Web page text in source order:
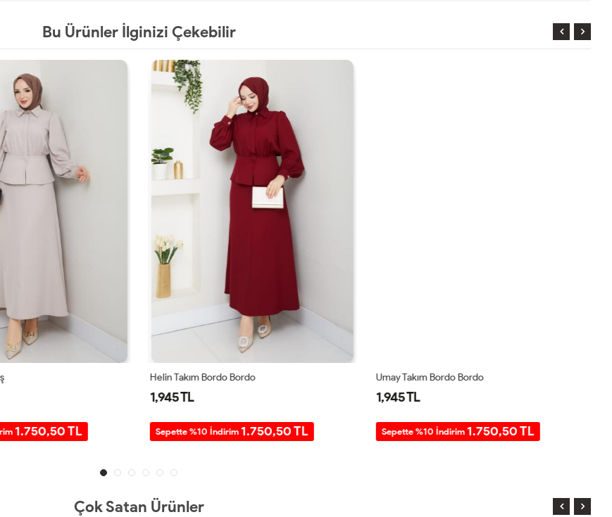
Bu Ürünler İlginizi Çekebilir
1.750,50 TL
Helin Takım Bordo Bordo
1,945 TL
Sepette %10 İndirim 1.750,50 TL
Umay Takım Bordo Bordo
1,945 TL
Sepette %10 İndirim 1.750,50 TL
Çok Satan Ürünler